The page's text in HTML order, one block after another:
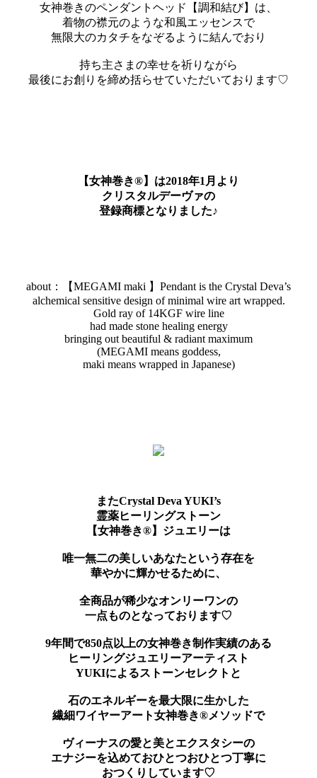
女神巻きのペンダントヘッド【調和結び】は、
着物の襟元のような和風エッセンスで
無限大のカタチをなぞるように結んでおり
持ち主さまの幸せを祈りながら
最後にお創りを締め括らせていただいております♡
【女神巻き®】は2018年1月より
クリスタルデーヴァの
登録商標となりました♪
about：【MEGAMI maki 】Pendant is the Crystal Deva’s
alchemical sensitive design of minimal wire art wrapped.
Gold ray of 14KGF wire line
had made stone healing energy
bringing out beautiful & radiant maximum
(MEGAMI means goddess,
maki means wrapped in Japanese)
またCrystal Deva YUKI’s
霊薬ヒーリングストーン
【女神巻き®】ジュエリーは
唯一無二の美しいあなたという存在を
華やかに輝かせるために、
全商品が稀少なオンリーワンの
一点ものとなっております♡
9年間で850点以上の女神巻き制作実績のある
ヒーリングジュエリーアーティスト
YUKIによるストーンセレクトと
石のエネルギーを最大限に生かした
繊細ワイヤーアート女神巻き®メソッドで
ヴィーナスの愛と美とエクスタシーの
エナジーを込めておひとつおひとつ丁寧に
おつくりしています♡